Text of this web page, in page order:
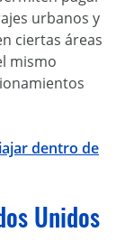
urbanos y
ciertas áreas
mismo
dentro de
Unidos